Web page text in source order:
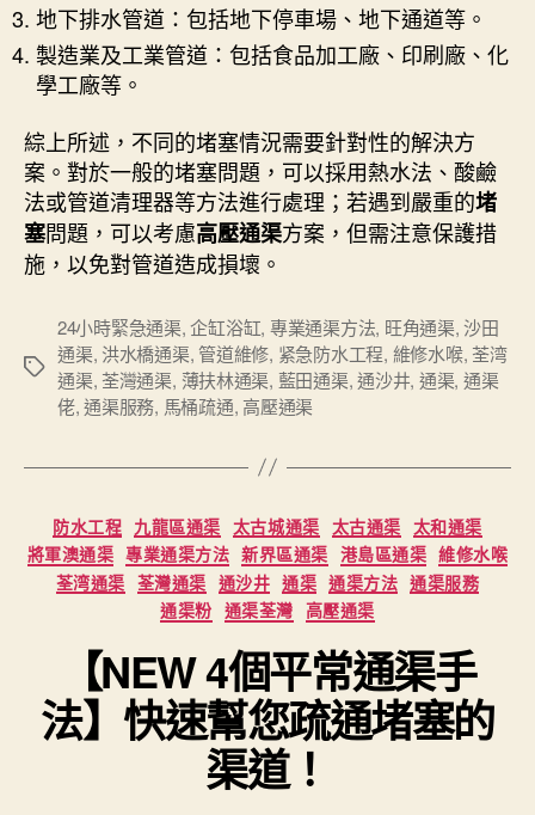
地下排水管道：包括地下停車場、地下通道等。
製造業及工業管道：包括食品加工廠、印刷廠、化
學工廠等。
綜上所述，不同的堵塞情況需要針對性的解決方
案。對於一般的堵塞問題，可以採用熱水法、酸鹼
法或管道清理器等方法進行處理；若遇到嚴重的堵
塞問題，可以考慮高壓通渠方案，但需注意保護措
施，以免對管道造成損壞。
Tags
24小時緊急通渠,企缸浴缸, 專業通渠方法, 旺角通渠,沙田
通渠, 洪水橋通渠, 管道維修, 紧急防水工程, 維修水喉, 荃湾
通渠, 荃灣通渠, 薄扶林通渠, 藍田通渠,通沙井, 通渠, 通渠
佬,通渠服務, 馬桶疏通, 高壓通渠
Categories
防水工程 九龍區通渠 太古城通渠 太古通渠 太和通渠
將軍澳通渠 專業通渠方法 新界區通渠 港島區通渠 維修水喉
荃湾通渠 荃灣通渠 通沙井 通渠 通渠方法 通渠服務
通渠粉 通渠荃灣 高壓通渠
【NEW 4個平常通渠手
法】快速幫您疏通堵塞的
渠道！